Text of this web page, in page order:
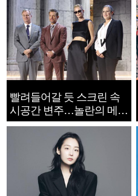
빨려들어갈 듯 스크린 속
시공간 변주…놀란의 메시
지는 ‘전쟁 속죄’